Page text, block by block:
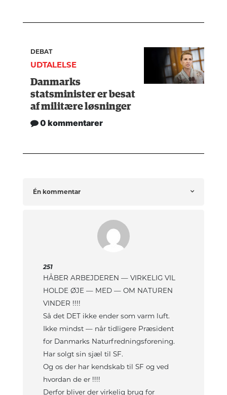
DEBAT
UDTALELSE
Danmarks
statsminister er besat
af militære løsninger
0 kommentarer
Én kommentar
251
HÅBER ARBEJDEREN — VIRKELIG VIL
HOLDE ØJE — MED — OM NATUREN
VINDER !!!!
Så det DET ikke ender som varm luft.
Ikke mindst — når tidligere Præsident
for Danmarks Naturfredningsforening.
Har solgt sin sjæl til SF.
Og os der har kendskab til SF og ved
hvordan de er !!!!
Derfor bliver der virkelig brug for